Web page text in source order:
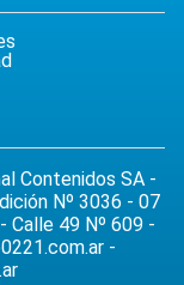
Contenidos SA -
Nº 3036 - 07
Calle 49 Nº 609 -
-